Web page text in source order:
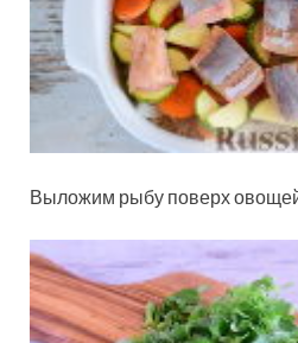
Выложим рыбу поверх